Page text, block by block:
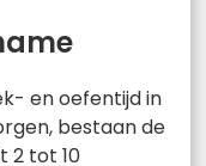
en oefentijd in
bestaan de
2 tot 10